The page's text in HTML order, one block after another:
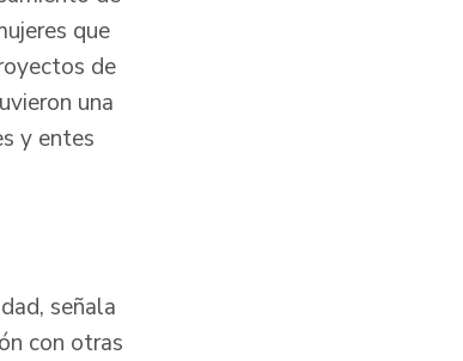
que
de
una
y entes
señala
con otras